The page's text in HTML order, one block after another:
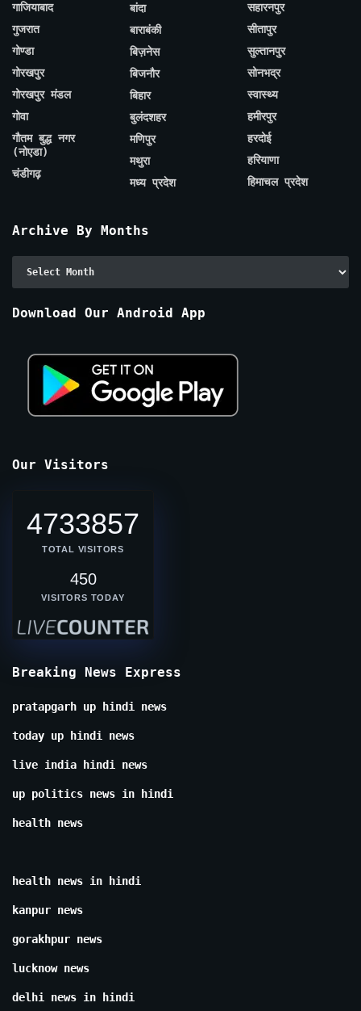
गाजियाबाद
गुजरात
गोण्डा
गोरखपुर
गोरखपुर मंडल
गोवा
गौतम बुद्ध नगर
(नोएडा)
चंडीगढ़
बांदा
बाराबंकी
बिज़नेस
बिजनौर
बिहार
बुलंदशहर
मणिपुर
मथुरा
मध्य प्रदेश
सहारनपुर
सीतापुर
सुल्तानपुर
सोनभद्र
स्वास्थ्य
हमीरपुर
हरदोई
हरियाणा
हिमाचल प्रदेश
Archive By Months
Archive
Download Our Android App
Our Visitors
4733857
TOTAL VISITORS
450
VISITORS TODAY
Breaking News Express
pratapgarh up hindi news
today up hindi news
live india hindi news
up politics news in hindi
health news
health news in hindi
kanpur news
gorakhpur news
lucknow news
delhi news in hindi